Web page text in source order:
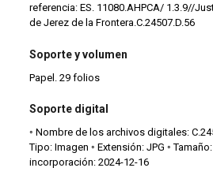
referencia: ES. 11080.AHPCA/ 1.3.9//
de Jerez de la Frontera.C.24507.D.56
Soporte y volumen
Papel. 29 folios
Soporte digital
◦ Nombre de los archivos digitales:
Tipo: Imagen ◦ Extensión: JPG ◦
incorporación: 2024-12-16